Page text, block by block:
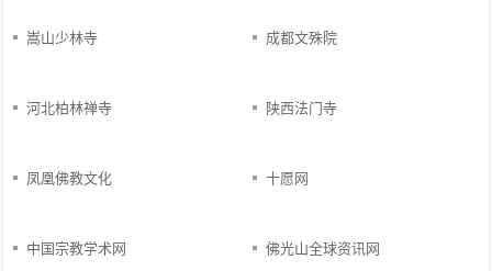
嵩山少林寺 成都文殊院
河北柏林禅寺 陕西法门寺
凤凰佛教文化 十愿网
中国宗教学术网 佛光山全球资讯网